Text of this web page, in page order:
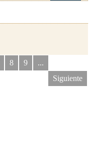
8 9
...
Siguiente